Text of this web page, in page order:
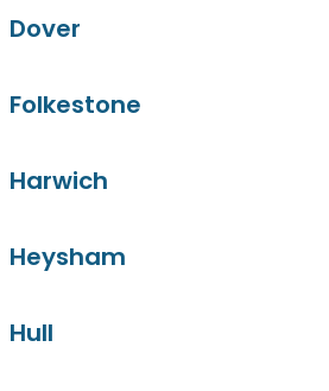
Dover
Folkestone
Harwich
Heysham
Hull